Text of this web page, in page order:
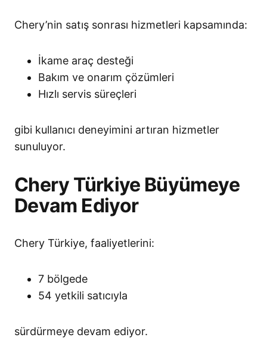
Chery’nin satış sonrası hizmetleri kapsamında:
İkame araç desteği
Bakım ve onarım çözümleri
Hızlı servis süreçleri
gibi kullanıcı deneyimini artıran hizmetler
sunuluyor.
Chery Türkiye Büyümeye
Devam Ediyor
Chery Türkiye, faaliyetlerini:
7 bölgede
54 yetkili satıcıyla
sürdürmeye devam ediyor.